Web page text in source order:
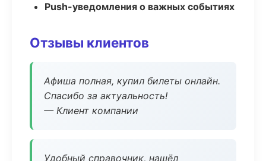
Push-уведомления о важных событиях
Отзывы клиентов
Афиша полная, купил билеты онлайн.
Спасибо за актуальность!
— Клиент компании
Удобный справочник, нашёл